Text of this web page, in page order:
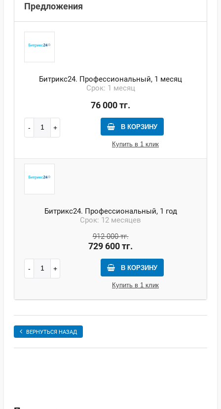
Предложения
Битрикс24. Профессиональный, 1 месяц
Срок: 1 месяц
76 000 тг.
В КОРЗИНУ
Купить в 1 клик
Битрикс24. Профессиональный, 1 год
Срок: 12 месяцев
912 000 тг.
729 600 тг.
В КОРЗИНУ
Купить в 1 клик
ВЕРНУТЬСЯ НАЗАД